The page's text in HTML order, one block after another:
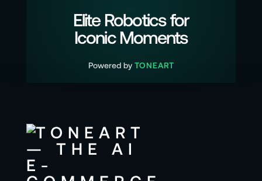
Elite Robotics for
Iconic Moments
Powered by TONEART